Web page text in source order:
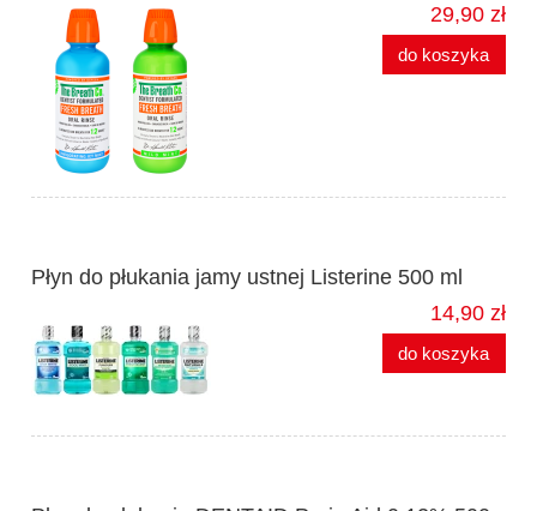
29,90 zł
do koszyka
Płyn do płukania jamy ustnej Listerine 500 ml
14,90 zł
do koszyka